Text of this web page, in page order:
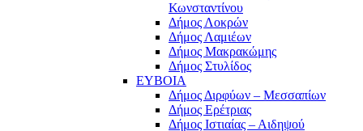
Κωνσταντίνου
Δήμος Λοκρών
Δήμος Λαμιέων
Δήμος Μακρακώμης
Δήμος Στυλίδος
ΕΥΒΟΙΑ
Δήμος Διρφύων – Μεσσαπίων
Δήμος Ερέτριας
Δήμος Ιστιαίας – Αιδηψού